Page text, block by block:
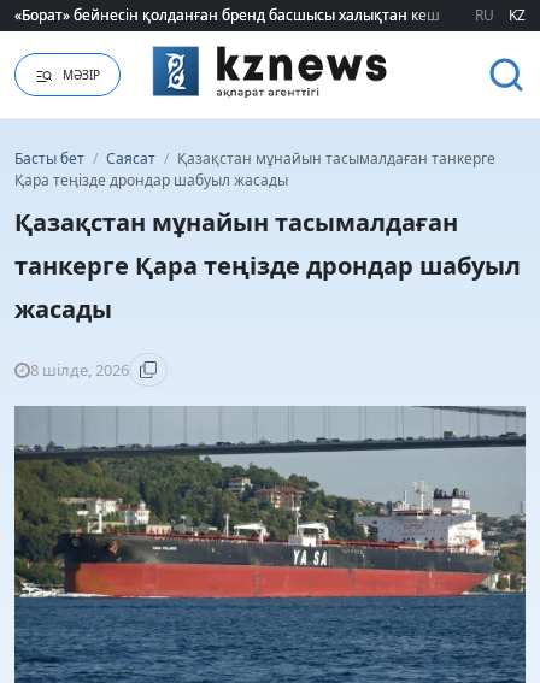
«Борат» бейнесін қолданған бренд басшысы халықтан кешірім сұрады
«Борат» бейнесін қолданған бренд басшысы халықтан кешірім сұрады
RU KZ
МӘЗІР
Басты бет / Саясат / Қазақстан мұнайын тасымалдаған танкерге
Қара теңізде дрондар шабуыл жасады
Қазақстан мұнайын тасымалдаған
танкерге Қара теңізде дрондар шабуыл
жасады
8 шілде, 2026